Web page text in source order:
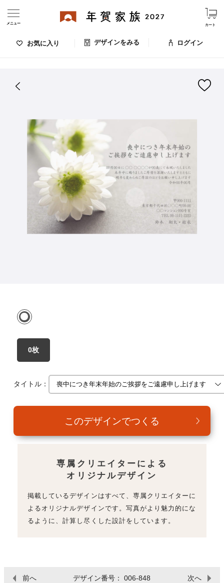
お気に入り デザインをみる
カート
ログイン
メニュー
デザインをみる
価格
お支払い方法
出荷日・配送
ご利用ガイド
年賀家族について
お問い合わせ
0枚
タイトル：
専属クリエイターによる
オリジナルデザイン
掲載しているデザインはすべて、専属クリエイターに
よるオリジナルデザインです。写真がより魅力的にな
るように、計算し尽くした設計をしています。
前へ デザイン番号： 006-848 次へ